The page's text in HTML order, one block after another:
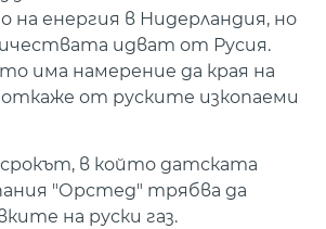
енергия в Нидерландия, но
идват от Русия.
има намерение да края на
от руските изкопаеми
в който датската
"Орстед" трябва да
на руски газ.